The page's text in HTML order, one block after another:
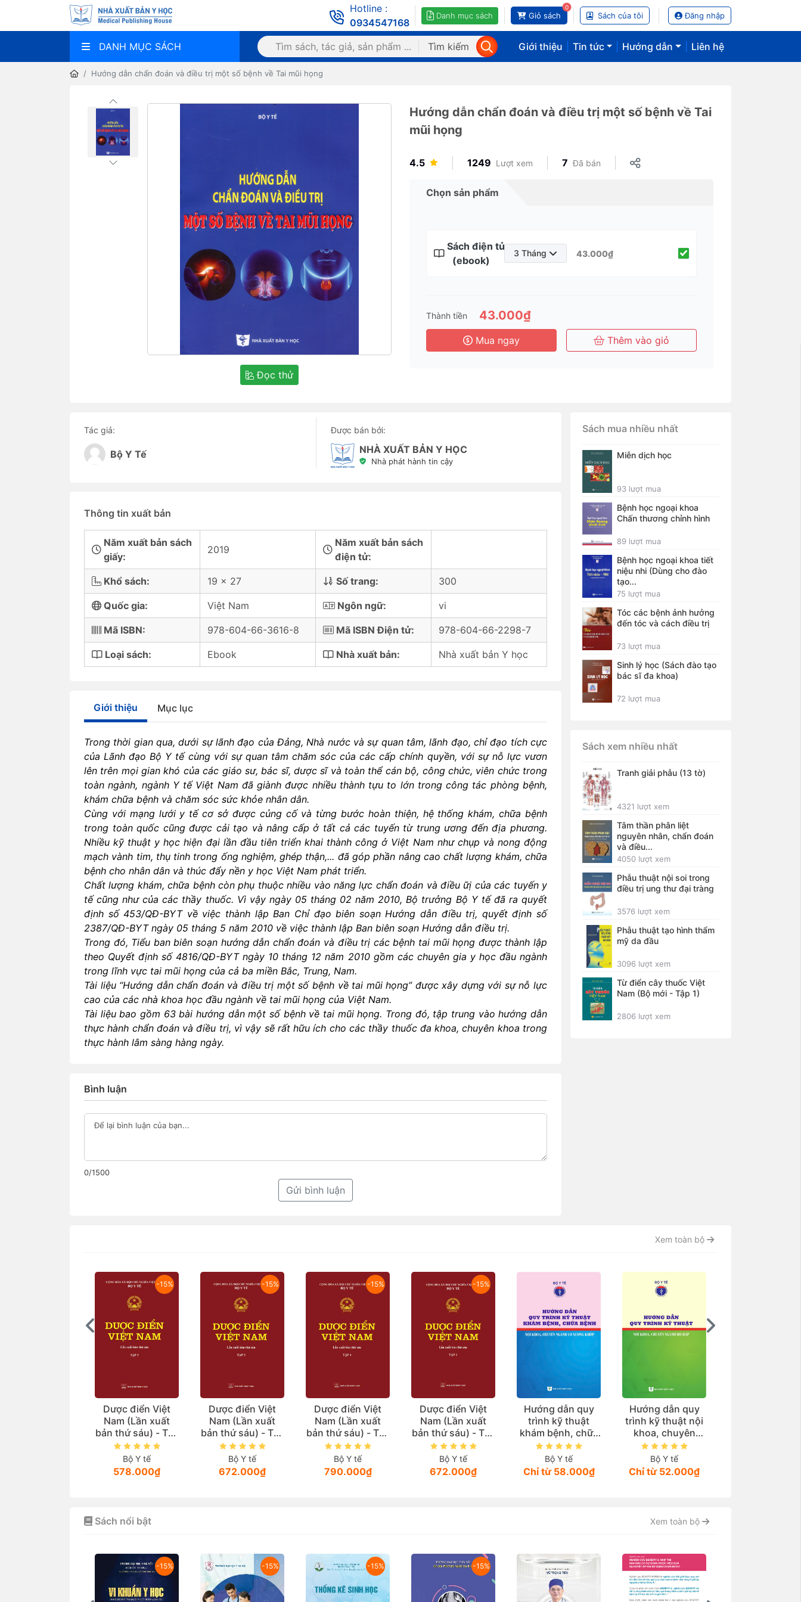
Hotline :
0934547168
Danh mục sách
0
Giỏ sách Sách của tôi Đăng nhập
DANH MỤC SÁCH Tìm kiếm Giới thiệu Tin tức Hướng dẫn Liên hệ
Hướng dẫn chẩn đoán và điều trị một số bệnh về Tai mũi họng
Đọc thử
Hướng dẫn chẩn đoán và điều trị một số bệnh về Tai
mũi họng
4.5 1249 Lượt xem 7 Đã bán
Chọn sản phẩm
Sách điện tử
(ebook)
3 Tháng
1 Năm
3 Năm
43.000₫
Thành tiền 43.000₫
Mua ngay Thêm vào giỏ
Tác giả:
Bộ Y Tế
Được bán bởi:
NHÀ XUẤT BẢN Y HỌC
Nhà phát hành tin cậy
Thông tin xuất bản
Năm xuất bản sách
giấy:
2019
Năm xuất bản sách
điện tử:
Khổ sách: 19 x 27 Số trang: 300
Quốc gia: Việt Nam Ngôn ngữ: vi
Mã ISBN: 978-604-66-3616-8 Mã ISBN Điện tử: 978-604-66-2298-7
Loại sách: Ebook Nhà xuất bản: Nhà xuất bản Y học
Giới thiệu Mục lục
Trong thời gian qua, dưới sự lãnh đạo của Đảng, Nhà nước và sự quan tâm, lãnh đạo, chỉ đạo tích cực
của Lãnh đạo Bộ Y tế cùng với sự quan tâm chăm sóc của các cấp chính quyền, với sự nỗ lực vươn
lên trên mọi gian khó của các giáo sư, bác sĩ, dược sĩ và toàn thể cán bộ, công chức, viên chức trong
toàn ngành, ngành Y tế Việt Nam đã giành được nhiều thành tựu to lớn trong công tác phòng bệnh,
khám chữa bệnh và chăm sóc sức khỏe nhân dân.
Cùng với mạng lưới y tế cơ sở được củng cố và từng bước hoàn thiện, hệ thống khám, chữa bệnh
trong toàn quốc cũng được cải tạo và nâng cấp ở tất cả các tuyến từ trung ương đến địa phương.
Nhiều kỹ thuật y học hiện đại lần đầu tiên triển khai thành công ở Việt Nam như chụp và nong động
mạch vành tim, thụ tinh trong ống nghiệm, ghép thận,... đã góp phần nâng cao chất lượng khám, chữa
bệnh cho nhân dân và thúc đẩy nền y học Việt Nam phát triển.
Chất lượng khám, chữa bệnh còn phụ thuộc nhiều vào năng lực chẩn đoán và điều ữị của các tuyến y
tế cũng như của các thầy thuốc. Vì vậy ngày 05 tháng 02 năm 2010, Bộ trưởng Bộ Y tế đã ra quyết
định số 453/QĐ-BYT về việc thành lập Ban Chỉ đạo biên soạn Hướng dẫn điều trị, quyết định số
2387/QĐ-BYT ngày 05 tháng 5 năm 2010 về việc thành lập Ban biên soạn Hướng dẫn điều trị.
Trong đó, Tiểu ban biên soạn hướng dẫn chẩn đoán và điều trị các bệnh tai mũi họng được thành lập
theo Quyết định số 4816/QĐ-BYT ngày 10 tháng 12 năm 2010 gồm các chuyên gia y học đầu ngành
trong lĩnh vực tai mũi họng của cả ba miền Bắc, Trung, Nam.
Tài liệu “Hướng dẫn chẩn đoán và điều trị một số bệnh về tai mũi họng” được xây dựng với sự nỗ lực
cao của các nhà khoa học đầu ngành về tai mũi họng của Việt Nam.
Tài liệu bao gồm 63 bài hướng dẫn một số bệnh về tai mũi họng. Trong đó, tập trung vào hướng dẫn
thực hành chẩn đoán và điều trị, vì vậy sẽ rất hữu ích cho các thầy thuốc đa khoa, chuyên khoa trong
thực hành lâm sàng hàng ngày.
Bình luận
0/1500
Gửi bình luận
Sách mua nhiều nhất
Miễn dịch học
93 lượt mua
Bệnh học ngoại khoa
Chấn thương chỉnh hình
89 lượt mua
Bệnh học ngoại khoa tiết
niệu nhi (Dùng cho đào
tạo...
75 lượt mua
Tóc các bệnh ảnh hưởng
đến tóc và cách điều trị
73 lượt mua
Sinh lý học (Sách đào tạo
bác sĩ đa khoa)
72 lượt mua
Sách xem nhiều nhất
Tranh giải phẫu (13 tờ)
4321 lượt xem
Tâm thần phân liệt
nguyên nhân, chẩn đoán
và điều...
4050 lượt xem
Phẫu thuật nội soi trong
điều trị ung thư đại tràng
3576 lượt xem
Phẫu thuật tạo hình thẩm
mỹ da đầu
3096 lượt xem
Từ điển cây thuốc Việt
Nam (Bộ mới - Tập 1)
2806 lượt xem
Xem toàn bộ
-15%
Dược điển Việt
Nam (Lần xuất
bản thứ sáu) - Tập
3
Bộ Y tế
578.000₫
-15%
Dược điển Việt
Nam (Lần xuất
bản thứ sáu) - Tập
2
Bộ Y tế
672.000₫
-15%
Dược điển Việt
Nam (Lần xuất
bản thứ sáu) - Tập
4
Bộ Y tế
790.000₫
-15%
Dược điển Việt
Nam (Lần xuất
bản thứ sáu) - Tập
1
Bộ Y tế
672.000₫
Hướng dẫn quy
trình kỹ thuật
khám bệnh, chữa
bệnh nội khoa,
chuyên ngành cơ
xương khớp
Bộ Y tế
Chỉ từ 58.000₫
Hướng dẫn quy
trình kỹ thuật nội
khoa, chuyên
ngành hô hấp
Bộ Y tế
Chỉ từ 52.000₫
Sách nổi bật Xem toàn bộ
-15% -15% -15% -15%